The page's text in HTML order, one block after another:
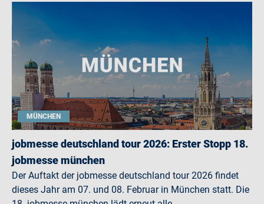
MÜNCHEN
jobmesse deutschland tour 2026: Erster Stopp 18.
jobmesse münchen
Der Auftakt der jobmesse deutschland tour 2026 findet
dieses Jahr am 07. und 08. Februar in München statt. Die